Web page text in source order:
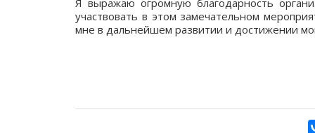
участвовать в этом замечательном
мне в дальнейшем развитии и достижении